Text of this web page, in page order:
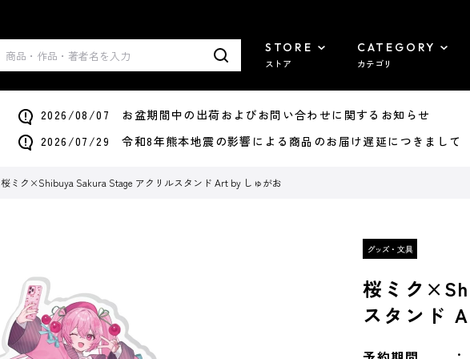
STORE
ストア
CATEGORY
カテゴリ
2026/08/07 お盆期間中の出荷およびお問い合わせに関するお知らせ
2026/07/29 令和8年熊本地震の影響による商品のお届け遅延につきまして
桜ミク×Shibuya Sakura Stage アクリルスタンド Art by しゅがお
桜ミク
スタンド